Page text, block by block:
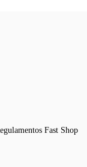
Fast Shop